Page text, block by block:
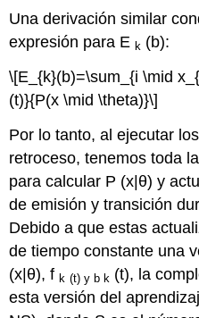
Una derivación similar
expresión para Ek (b):
\[E_{k}(b)=\sum_{i \mid
(t)}{P(x \mid \theta)}\]
Por lo tanto, al ejecutar
retroceso, tenemos toda
para calcular P (x|θ) y
de emisión y transición
Debido a que estas
de tiempo constante una
(x|θ), fk (t) y b k (t), la
esta versión del